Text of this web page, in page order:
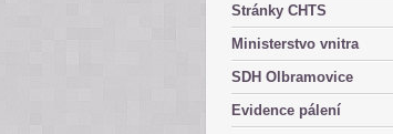
Stránky CHTS
Ministerstvo vnitra
SDH Olbramovice
Evidence pálení